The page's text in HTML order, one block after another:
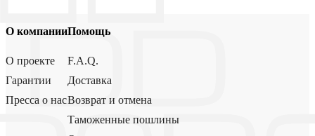
О компании
О проекте
Гарантии
Пресса о нас
Помощь
F.A.Q.
Доставка
Возврат и отмена
Таможенные пошлины